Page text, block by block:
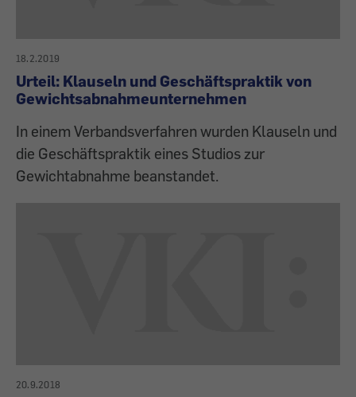
18.2.2019
Urteil: Klauseln und Geschäftspraktik von
Gewichtsabnahmeunternehmen
In einem Verbandsverfahren wurden Klauseln und
die Geschäftspraktik eines Studios zur
Gewichtabnahme beanstandet.
20.9.2018